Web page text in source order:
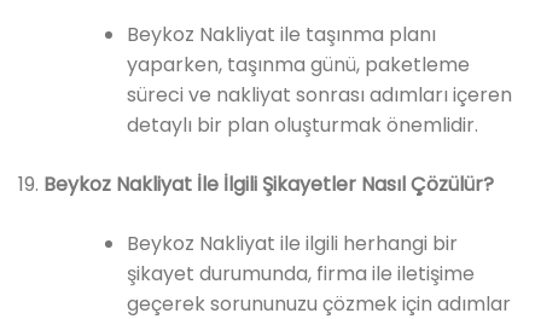
Beykoz Nakliyat ile taşınma planı
yaparken, taşınma günü, paketleme
süreci ve nakliyat sonrası adımları içeren
detaylı bir plan oluşturmak önemlidir.
Beykoz Nakliyat İle İlgili Şikayetler Nasıl Çözülür?
Beykoz Nakliyat ile ilgili herhangi bir
şikayet durumunda, firma ile iletişime
geçerek sorununuzu çözmek için adımlar